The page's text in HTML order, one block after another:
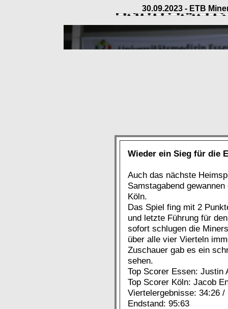
30.09.2023 - ETB
Wieder ein Sieg für die
Auch das nächste
Samstagabend
Köln.
Das Spiel fing mit 2
und letzte Führung für
sofort schlugen die
über alle vier Vierteln
Zuschauer gab es ein
sehen.
Top Scorer Essen: Justin
Top Scorer Köln: Jacob
Viertelergebnisse: 34:26
Endstand: 95:63